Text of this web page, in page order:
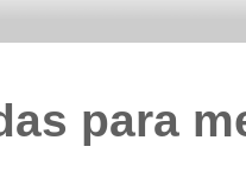
para